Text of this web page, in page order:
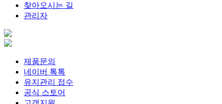
찾아오시는 길
관리자
제품문의
네이버 톡톡
유지관리 접수
공식 스토어